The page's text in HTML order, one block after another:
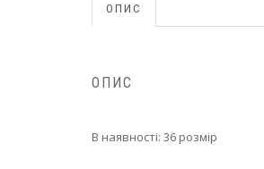
ОПИС
ОПИС
В наявності: 36 розмір